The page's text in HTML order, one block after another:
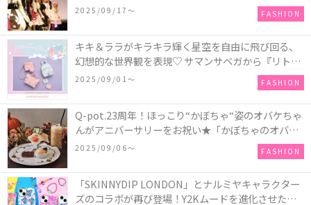
2025/09/17〜 FASHION
キキ＆ララがキラキラ輝く星空を自由に飛び回る、
幻想的な世界観を表現♡ サマンサベガから『リトル
ツインスターズ』50周年アニバーサリーイヤー』を
2025/09/01〜 FASHION
Q-pot.23周年！ほっこり“かぼちゃ“姿のオバケちゃ
んがアニバーサリーをお祝い★「かぼちゃのオバケ
ーキアクセサリー」が新発売！Q-pot CAFE.では
「かぼちゃのオバケーキプレート」も登場
2025/09/06〜 FASHION
「SKINNYDIP LONDON」とナルミヤキャラクター
ズのコラボが再び登場！Y2Kムードを進化させた新